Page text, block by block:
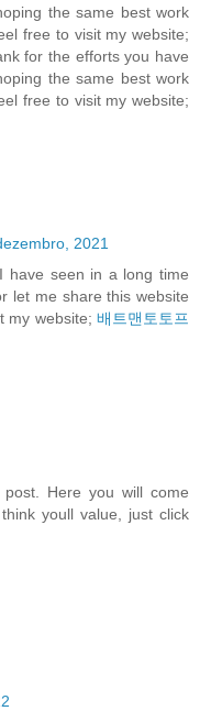
the same best work
free to visit my website;
for the efforts you have
the same best work
free to visit my website;
2021
have seen in a long time
let me share this website
my website; 배트맨토토프
Here you will come
youll value, just click